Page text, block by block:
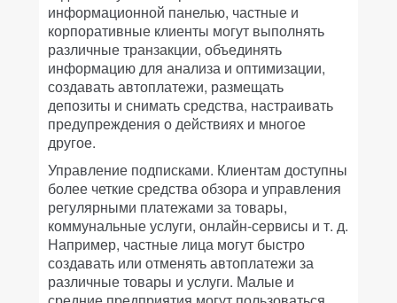
информационной панелью, частные и
корпоративные клиенты могут выполнять
различные транзакции, объединять
информацию для анализа и оптимизации,
создавать автоплатежи, размещать
депозиты и снимать средства, настраивать
предупреждения о действиях и многое
другое.
Управление подписками. Клиентам доступны
более четкие средства обзора и управления
регулярными платежами за товары,
коммунальные услуги, онлайн-сервисы и т. д.
Например, частные лица могут быстро
создавать или отменять автоплатежи за
различные товары и услуги. Малые и